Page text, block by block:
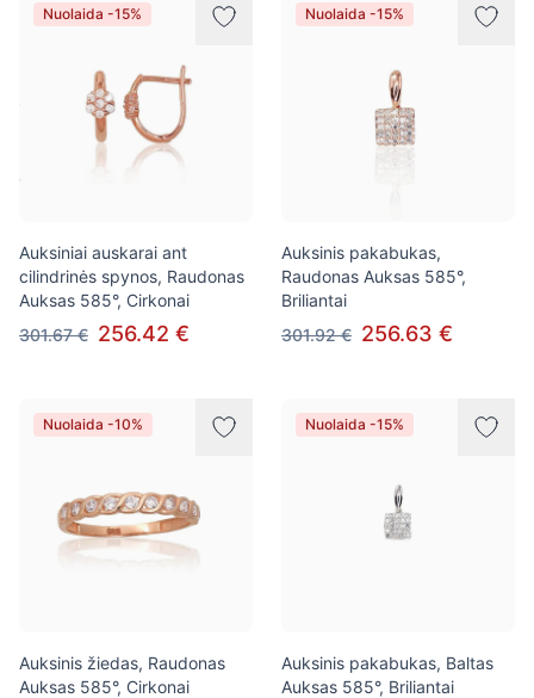
Nuolaida -15%
Auksiniai auskarai ant
cilindrinės spynos, Raudonas
Auksas 585°, Cirkonai
301.67 € 256.42 €
Nuolaida -15%
Auksinis pakabukas,
Raudonas Auksas 585°,
Briliantai
301.92 € 256.63 €
Nuolaida -10%
Auksinis žiedas, Raudonas
Auksas 585°, Cirkonai
Nuolaida -15%
Auksinis pakabukas, Baltas
Auksas 585°, Briliantai